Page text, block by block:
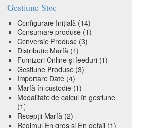
Gestiune Stoc
Configurare Inițială (14)
Consumare produse (1)
Conversie Produse (3)
Distribuție Marfă (1)
Furnizori Online și feeduri (1)
Gestiune Produse (3)
Importare Date (4)
Marfă în custodie (1)
Modalitate de calcul în gestiune
(1)
Recepții Marfă (2)
Regimul En gros și En detail (1)